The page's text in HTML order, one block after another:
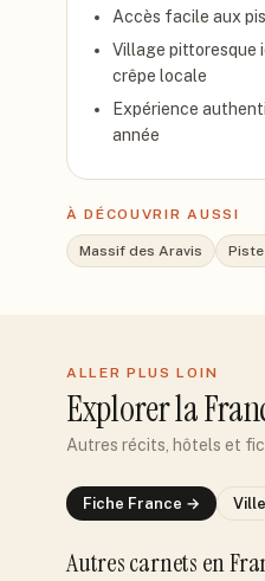
Accès facile aux
Village pittoresque
crêpe locale
Expérience
année
À DÉCOUVRIR AUSSI
Massif des Aravis
ALLER PLUS LOIN
Explorerla
Autres récits, hôtels et
Fiche France →
Autres carnets en